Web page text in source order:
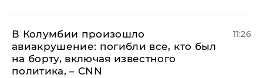
В Колумбии произошло
авиакрушение: погибли все, кто был
на борту, включая известного
политика, – CNN
11:26